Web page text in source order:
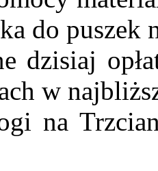
do puszek
dzisiaj
w
na